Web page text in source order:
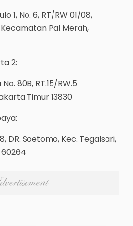
1, No. 6, RT/RW 01/08,
Pal Merah,
2:
80B, RT.15/RW.5
Timur 13830
DR. Soetomo, Kec. Tegalsari,
60264